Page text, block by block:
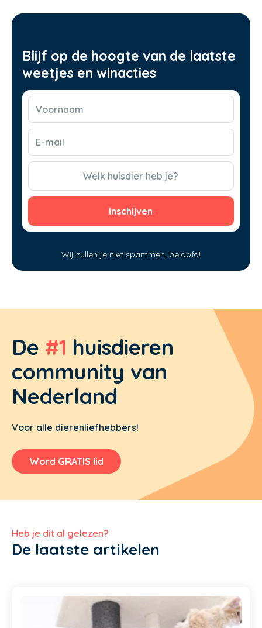
Blijf op de hoogte van de laatste
weetjes en winacties
(Vereist)
Welk huisdier heb je?
Wij zullen je niet spammen, beloofd!
De #1 huisdieren
community van
Nederland
Voor alle dierenliefhebbers!
Word GRATIS lid
Heb je dit al gelezen?
De laatste artikelen